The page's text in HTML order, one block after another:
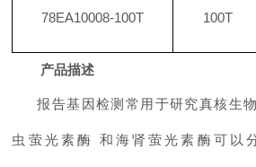
78EA10008-100T 100T
产品描述
报告基因检测常用于研究真核生
虫萤光素酶 和海肾萤光素酶可以